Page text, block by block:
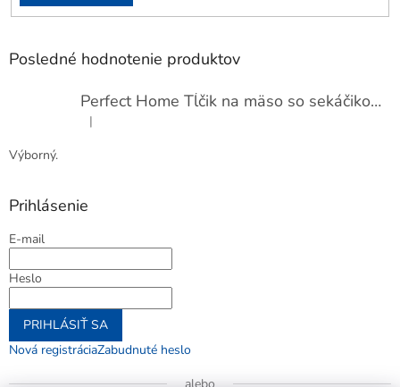
Posledné hodnotenie produktov
Perfect Home Tĺčik na mäso so sekáčikom, 56893
Hodnotenie produktu je 5 z 5 hviezdičiek.
|
Výborný.
Prihlásenie
E-mail
Heslo
PRIHLÁSIŤ SA
Nová registráciaZabudnuté heslo